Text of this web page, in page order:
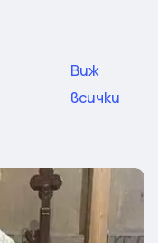
Виж
всички